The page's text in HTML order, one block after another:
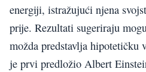
energiji, istražujući njena
prije. Rezultati sugeriraju
možda predstavlja hipotetičku
je prvi predložio Albert